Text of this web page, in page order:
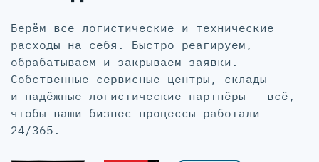
Берём все логистические и технические
расходы на себя. Быстро реагируем,
обрабатываем и закрываем заявки.
Собственные сервисные центры, склады
и надёжные логистические партнёры — всё,
чтобы ваши бизнес-процессы работали
24/365.